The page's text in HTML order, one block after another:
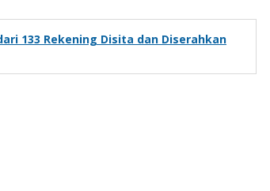
133 Rekening Disita dan Diserahkan